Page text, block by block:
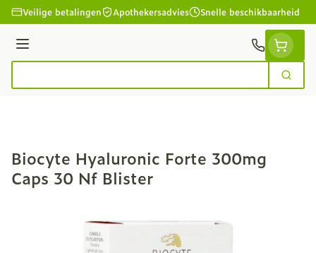
Ga naar de inhoud
Veilige betalingen Apothekersadvies Snelle beschikbaarheid
Menu
Zoek
Biocyte Hyaluronic Forte 300mg
Caps 30 Nf Blister